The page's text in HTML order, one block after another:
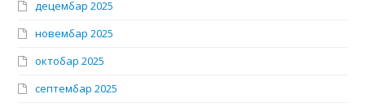
децембар 2025
новембар 2025
октобар 2025
септембар 2025